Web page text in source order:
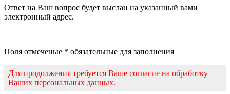
Ответ на Ваш вопрос будет выслан на указанный вами
электронный адрес.
Поля отмеченые * обязательные для заполнения
Для продолжения требуется Ваше согласие на обработку
Ваших персональных данных.